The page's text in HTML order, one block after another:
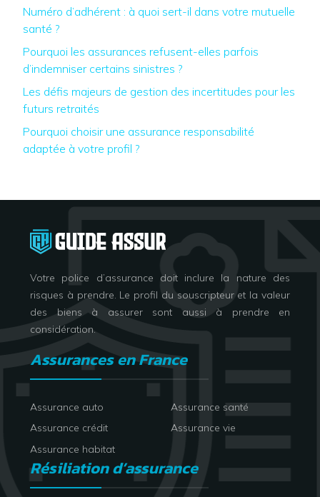
Numéro d’adhérent : à quoi sert-il dans votre mutuelle
santé ?
Pourquoi les assurances refusent-elles parfois
d’indemniser certains sinistres ?
Les défis majeurs de gestion des incertitudes pour les
futurs retraités
Pourquoi choisir une assurance responsabilité
adaptée à votre profil ?
Votre police d’assurance doit inclure la nature des
risques à prendre. Le profil du souscripteur et la valeur
des biens à assurer sont aussi à prendre en
considération.
Assurances en France
Assurance auto
Assurance crédit
Assurance habitat
Assurance santé
Assurance vie
Résiliation d’assurance